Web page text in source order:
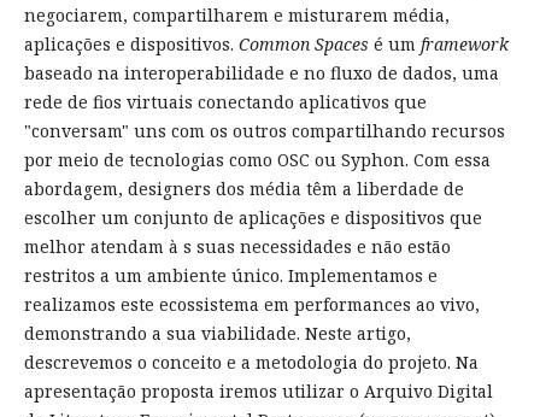
negociarem, compartilharem e misturarem média,
aplicações e dispositivos. Common Spaces é um framework
baseado na interoperabilidade e no fluxo de dados, uma
rede de fios virtuais conectando aplicativos que
"conversam" uns com os outros compartilhando recursos
por meio de tecnologias como OSC ou Syphon. Com essa
abordagem, designers dos média têm a liberdade de
escolher um conjunto de aplicações e dispositivos que
melhor atendam à s suas necessidades e não estão
restritos a um ambiente único. Implementamos e
realizamos este ecossistema em performances ao vivo,
demonstrando a sua viabilidade. Neste artigo,
descrevemos o conceito e a metodologia do projeto. Na
apresentação proposta iremos utilizar o Arquivo Digital